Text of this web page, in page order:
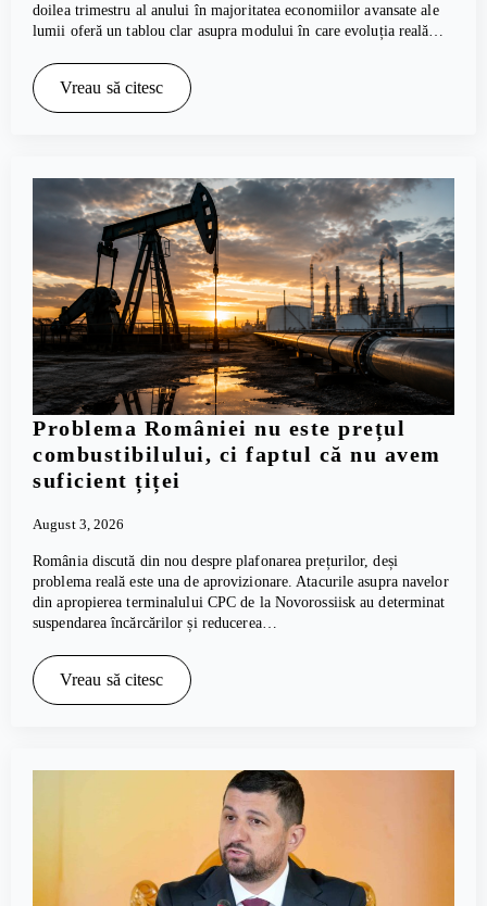
doilea trimestru al anului în majoritatea economiilor avansate ale
lumii oferă un tablou clar asupra modului în care evoluția reală…
Vreau să citesc
Problema României nu este prețul
combustibilului, ci faptul că nu avem
suficient țiței
August 3, 2026
România discută din nou despre plafonarea prețurilor, deși
problema reală este una de aprovizionare. Atacurile asupra navelor
din apropierea terminalului CPC de la Novorossiisk au determinat
suspendarea încărcărilor și reducerea…
Vreau să citesc